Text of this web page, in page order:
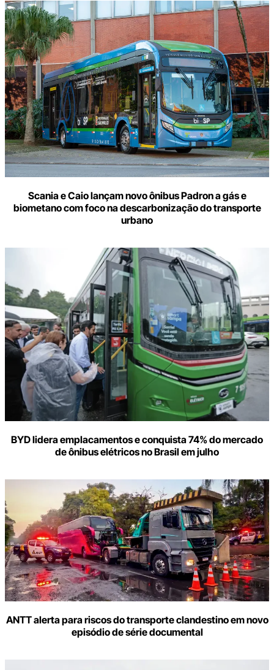
Scania e Caio lançam novo ônibus Padron a gás e
biometano com foco na descarbonização do transporte
urbano
BYD lidera emplacamentos e conquista 74% do mercado
de ônibus elétricos no Brasil em julho
ANTT alerta para riscos do transporte clandestino em novo
episódio de série documental